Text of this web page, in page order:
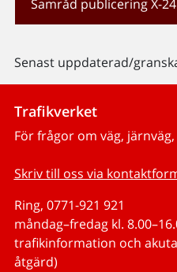
Samråd publicering X-24
Senast uppdaterad/
Trafikverket
För frågor om väg,
Skriv till oss via
Ring, 0771-921 921
måndag–fredag kl.
trafikinformation och
åtgärd)